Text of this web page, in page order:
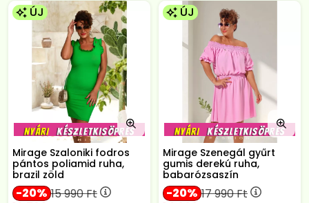
ÚJ
Mirage Szaloniki fodros
pántos poliamid ruha,
brazil zöld
20 15 990Ft
ÚJ
Mirage Szenegál gyűrt
gumis derekú ruha,
babarózsaszín
20 17 990Ft